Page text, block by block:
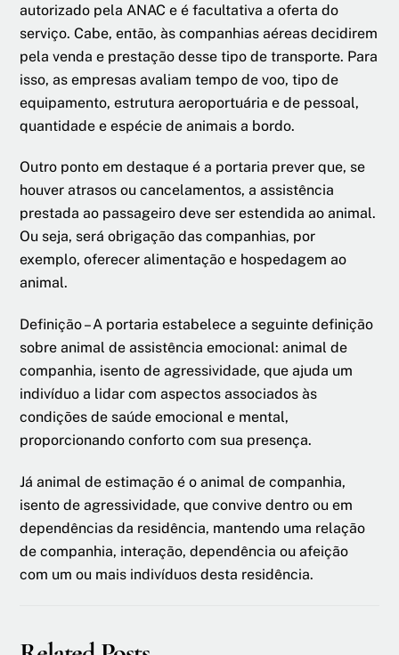
autorizado pela ANAC e é facultativa a oferta do
serviço. Cabe, então, às companhias aéreas decidirem
pela venda e prestação desse tipo de transporte. Para
isso, as empresas avaliam tempo de voo, tipo de
equipamento, estrutura aeroportuária e de pessoal,
quantidade e espécie de animais a bordo.
Outro ponto em destaque é a portaria prever que, se
houver atrasos ou cancelamentos, a assistência
prestada ao passageiro deve ser estendida ao animal.
Ou seja, será obrigação das companhias, por
exemplo, oferecer alimentação e hospedagem ao
animal.
Definição – A portaria estabelece a seguinte definição
sobre animal de assistência emocional: animal de
companhia, isento de agressividade, que ajuda um
indivíduo a lidar com aspectos associados às
condições de saúde emocional e mental,
proporcionando conforto com sua presença.
Já animal de estimação é o animal de companhia,
isento de agressividade, que convive dentro ou em
dependências da residência, mantendo uma relação
de companhia, interação, dependência ou afeição
com um ou mais indivíduos desta residência.